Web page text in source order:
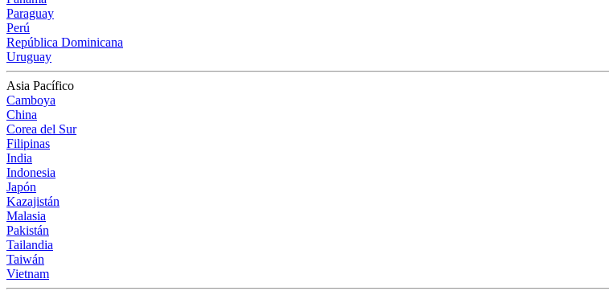
Paraguay
Perú
República Dominicana
Uruguay
Asia Pacífico
Camboya
China
Corea del Sur
Filipinas
India
Indonesia
Japón
Kazajistán
Malasia
Pakistán
Tailandia
Taiwán
Vietnam